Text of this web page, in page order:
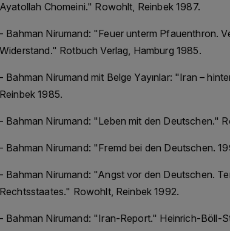
Ayatollah Chomeini." Rowohlt, Reinbek 1987.
- Bahman Nirumand: "Feuer unterm Pfauenthron.
Widerstand." Rotbuch Verlag, Hamburg 1985.
- Bahman Nirumand mit Belge Yayınlar: "Iran –
Reinbek 1985.
- Bahman Nirumand: "Leben mit den Deutschen."
- Bahman Nirumand: "Fremd bei den Deutschen.
- Bahman Nirumand: "Angst vor den Deutschen.
Rechtsstaates." Rowohlt, Reinbek 1992.
- Bahman Nirumand: "Iran-Report." Heinrich-Böll-